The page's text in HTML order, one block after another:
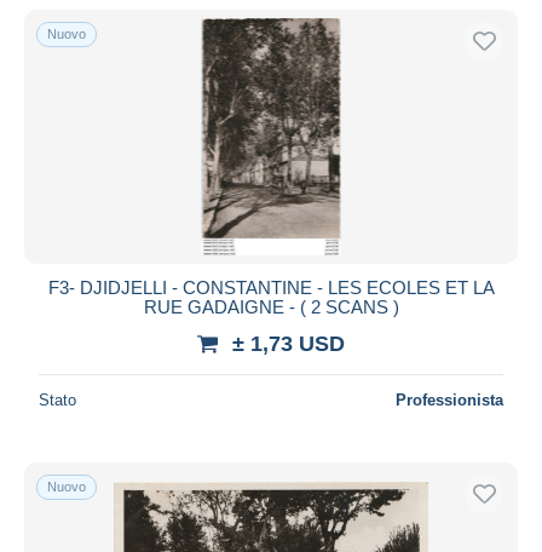
Nuovo
F3- DJIDJELLI - CONSTANTINE - LES ECOLES ET LA
RUE GADAIGNE - ( 2 SCANS )
± 1,73 USD
Stato Professionista
Nuovo